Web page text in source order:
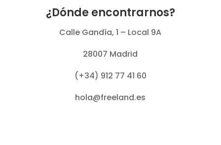
¿Dónde encontrarnos?
Calle Gandía, 1 – Local 9A
28007 Madrid
(+34) 912 77 41 60
hola@freeland.es